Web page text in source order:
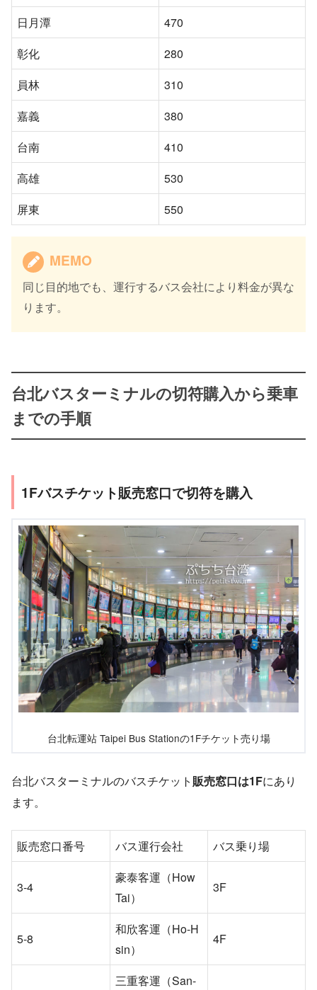
日月潭
470
彰化
280
員林
310
嘉義
380
台南
410
高雄
530
屏東
550
MEMO
同じ目的地でも、運行するバス会社により料金が異な
ります。
台北バスターミナルの切符購入から乗車
までの手順
1Fバスチケット販売窓口で切符を購入
台北転運站 Taipei Bus Stationの1Fチケット売り場
台北バスターミナルのバスチケット 販売窓口は1Fにあり
ます。
販売窓口番号 バス運行会社 バス乗り場
3-4
豪泰客運（How
Tai）
3F
5-8
和欣客運（Ho-H
sin）
4F
三重客運（San-